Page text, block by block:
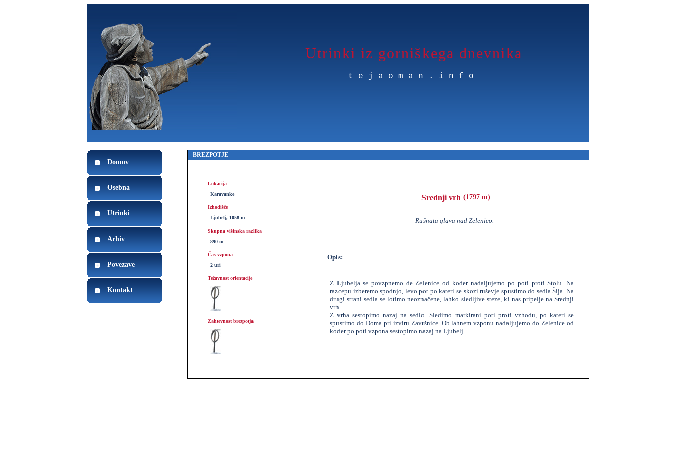
Utrinki iz gorniškega dnevnika
tejaoman.info
Domov
Osebna
Utrinki
Arhiv
Povezave
Kontakt
BREZPOTJE
Lokacija
Karavanke
Izhodišče
Ljubelj, 1058 m
Skupna višinska razlika
890 m
Čas vzpona
2 uri
Težavnost orientacije
Zahtevnost brezpotja
Srednji vrh (1797 m)
Rušnata glava nad Zelenico.
Opis:
Z Ljubelja se povzpnemo de Zelenice od koder nadaljujemo po poti proti Stolu. Na
razcepu izberemo spodnjo, levo pot po kateri se skozi ruševje spustimo do sedla Šija. Na
drugi strani sedla se lotimo neoznačene, lahko sledljive steze, ki nas pripelje na Srednji
vrh.
Z vrha sestopimo nazaj na sedlo. Sledimo markirani poti proti vzhodu, po kateri se
spustimo do Doma pri izviru Završnice. Ob lahnem vzponu nadaljujemo do Zelenice od
koder po poti vzpona sestopimo nazaj na Ljubelj.